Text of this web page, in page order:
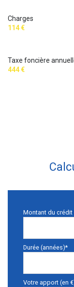
Charges
114 €
Taxe foncière
444 €
Montant du crédit
Durée (années)*
Votre apport (en